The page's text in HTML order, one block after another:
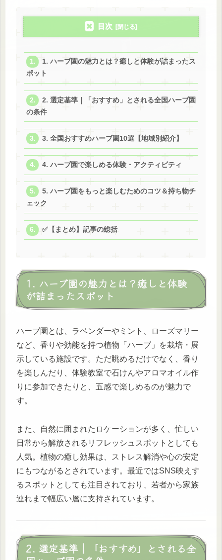
目次
1. ハーブ園の魅力とは？癒しと体験が詰まったス
ポット
2. 選定基準｜「おすすめ」とされる全国ハーブ園
の条件
3. 全国おすすめハーブ園10選【地域別紹介】
4. ハーブ園で楽しめる体験・アクティビティ
5. ハーブ園をもっと楽しむためのコツ＆持ち物チ
ェック
✅【まとめ】記事の総括
1. ハーブ園の魅力とは？癒しと体験
が詰まったスポット
ハーブ園とは、ラベンダーやミント、ローズマリー
など、香りや効能を持つ植物「ハーブ」を栽培・展
示している施設です。ただ眺めるだけでなく、香り
を楽しんだり、体験教室で石けんやアロマオイル作
りに参加できたりと、五感で楽しめるのが魅力で
す。
また、自然に囲まれたロケーションが多く、忙しい
日常から解放されるリフレッシュスポットとしても
人気。植物の癒し効果は、ストレス解消や心の安定
にもつながるとされています。最近ではSNS映えす
るスポットとしても注目されており、若者から家族
連れまで幅広い層に支持されています。
2. 選定基準｜「おすすめ」とされる全